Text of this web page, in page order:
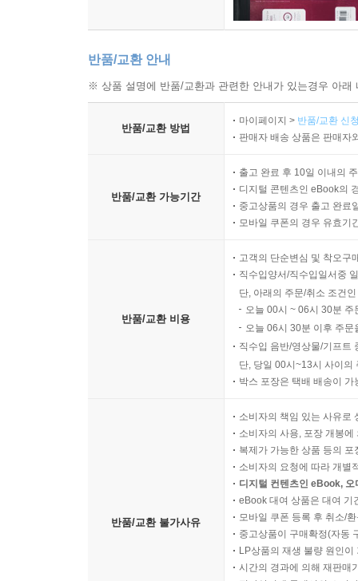
반품/교환 안내
※ 상품 설명에 반품/교환과 관련한 안내가 있는경우 아
반품/교환 방법
마이페이지 > 반품/교환 신
판매자 배송 상품은 판매자
반품/교환 가능기간
출고 완료 후 10일 이내의
디지털 콘텐츠인 eBook의
중고상품의 경우 출고 완료
모바일 쿠폰의 경우 유효기
반품/교환 비용
고객의 단순변심 및 착오구
직수입양서/직수입일서중
단, 아래의 주문/취소 조건
오늘 00시 ~ 06시 30분
오늘 06시 30분 이후 주
직수입 음반/영상물/기프트
단, 당일 00시~13시 사이의
박스 포장은 택배 배송이
반품/교환 불가사유
소비자의 책임 있는 사유로
소비자의 사용, 포장 개봉
복제가 가능한 상품 등의
소비자의 요청에 따라 개별
디지털 컨텐츠인 eBook,
eBook 대여 상품은 대여 기
모바일 쿠폰 등록 후 취소/
중고상품이 구매확정(자동
LP상품의 재생 불량 원인
시간의 경과에 의해 재판매